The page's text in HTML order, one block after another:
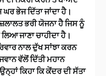
ਭੇਜ ਦਿੱਤਾ ਜਾਂਦਾ ਹੈ।
ਭਰੀ ਯੋਜਨਾ ਹੈ ਜਿਸ ਨੂੰ
ਜਾਣਾ ਚਾਹੀਦਾ ਹੈ।
ਨਾਲ ਦੁੱਖ ਸਾਂਝਾ ਕਰਨ
ਵੱਲੋਂ ਦਿੱਤੀ ਮਹਾਨ
ਕਿਹਾ ਕਿ ਕੇਂਦਰ ਦੀ ਸੱਤਾ